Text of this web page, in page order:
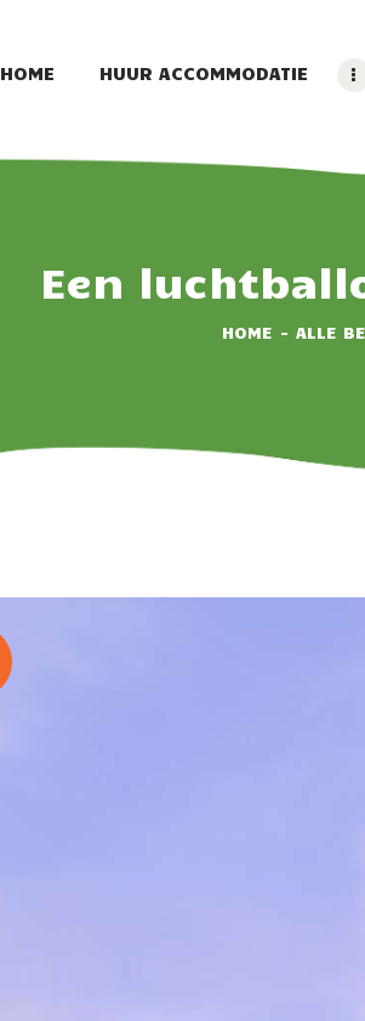
HOME HUUR ACCOMMODATIE
Een
HOME ALLE